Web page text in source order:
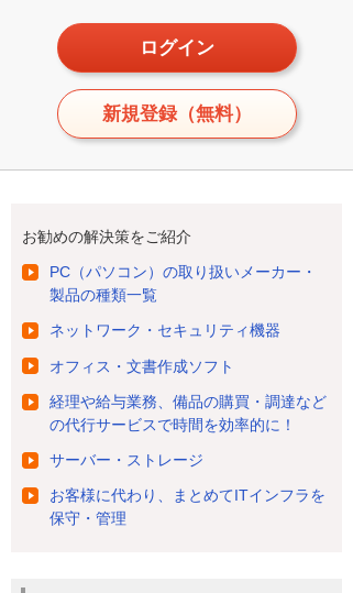
ログイン
新規登録（無料）
お勧めの解決策をご紹介
PC（パソコン）の取り扱いメーカー・
製品の種類一覧
ネットワーク・セキュリティ機器
オフィス・文書作成ソフト
経理や給与業務、備品の購買・調達など
の代行サービスで時間を効率的に！
サーバー・ストレージ
お客様に代わり、まとめてITインフラを
保守・管理